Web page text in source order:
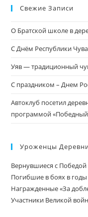
Свежие Записи
О Братской школе в
С Днём Республики
Уяв — традиционный
С праздником – Днем
Автоклуб посетил
программой
Уроженцы
Вернувшиеся с
Погибшие в боях в
Награжденные «За
Участники Великой